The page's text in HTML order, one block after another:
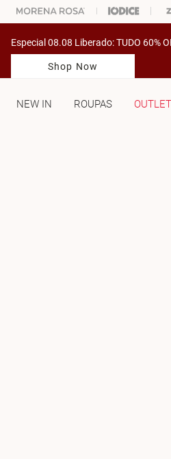
OFF NA SUA 1° COMPRA USANDO O
Especial 08.08 Liberado: TUDO 60%
Shop Now
NEW IN ROUPAS OUTLET